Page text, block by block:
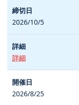
2026/10/5
詳細
2026/8/25